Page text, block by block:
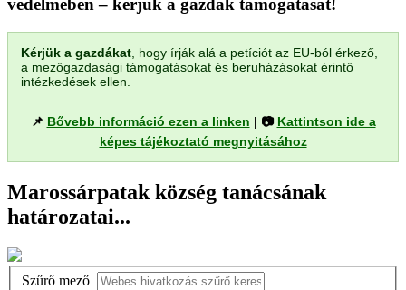
védelmében – kérjük a gazdák támogatását!
Kérjük a gazdákat , hogy írják alá a petíciót az EU-ból érkező,
a mezőgazdasági támogatásokat és beruházásokat érintő
intézkedések ellen.
📌 Bővebb információ ezen a linken | 📷 Kattintson ide a
képes tájékoztató megnyitásához
Marossárpatak község tanácsának
határozatai...
Szűrő mező